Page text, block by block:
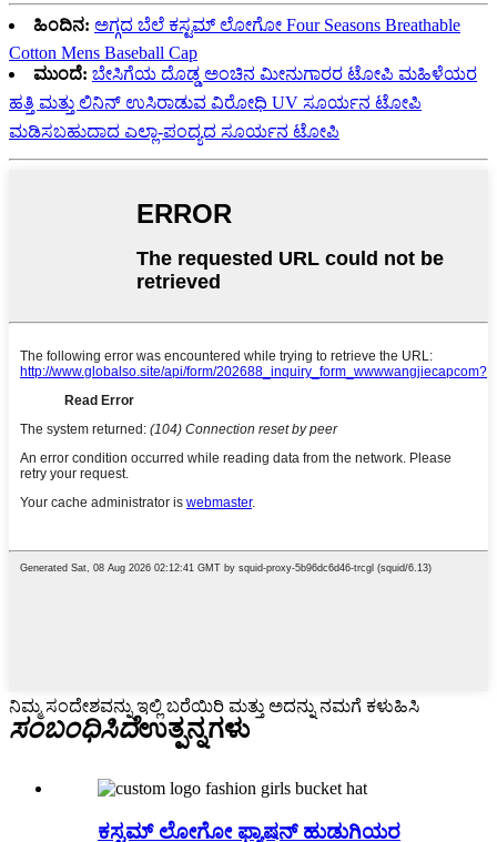
ಹಿಂದಿನ: ಅಗ್ಗದ ಬೆಲೆ ಕಸ್ಟಮ್ ಲೋಗೋ Four Seasons Breathable
Cotton Mens Baseball Cap
ಮುಂದೆ: ಬೇಸಿಗೆಯ ದೊಡ್ಡ ಅಂಚಿನ ಮೀನುಗಾರರ ಟೋಪಿ ಮಹಿಳೆಯರ
ಹತ್ತಿ ಮತ್ತು ಲಿನಿನ್ ಉಸಿರಾಡುವ ವಿರೋಧಿ UV ಸೂರ್ಯನ ಟೋಪಿ
ಮಡಿಸಬಹುದಾದ ಎಲ್ಲಾ-ಪಂದ್ಯದ ಸೂರ್ಯನ ಟೋಪಿ
ನಿಮ್ಮ ಸಂದೇಶವನ್ನು ಇಲ್ಲಿ ಬರೆಯಿರಿ ಮತ್ತು ಅದನ್ನು ನಮಗೆ ಕಳುಹಿಸಿ
ಸಂಬಂಧಿಸಿದೆಉತ್ಪನ್ನಗಳು
ಕಸ್ಟಮ್ ಲೋಗೋ ಫ್ಯಾಷನ್ ಹುಡುಗಿಯರ